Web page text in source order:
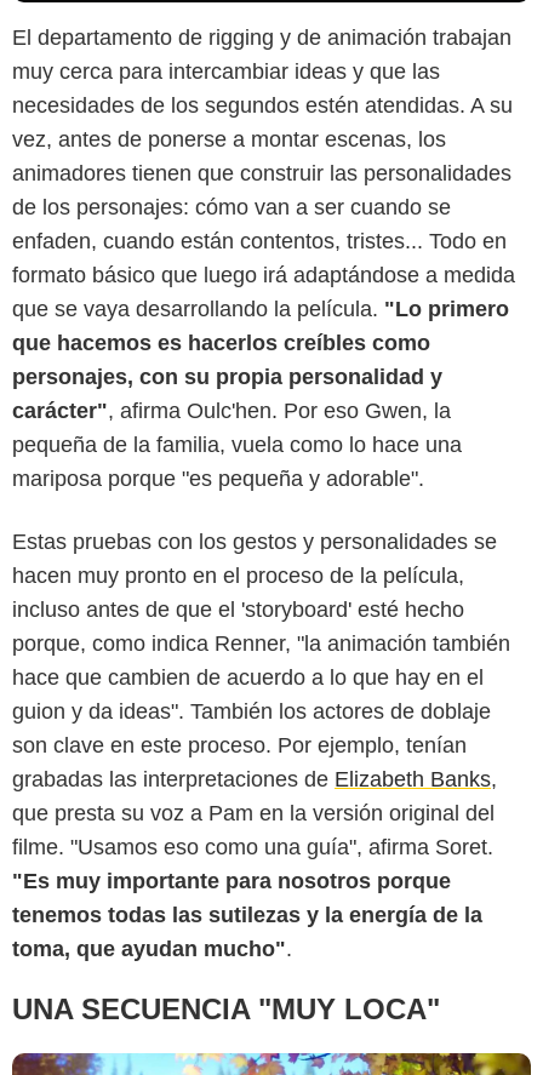
El departamento de rigging y de animación trabajan
muy cerca para intercambiar ideas y que las
necesidades de los segundos estén atendidas. A su
vez, antes de ponerse a montar escenas, los
animadores tienen que construir las personalidades
de los personajes: cómo van a ser cuando se
enfaden, cuando están contentos, tristes... Todo en
formato básico que luego irá adaptándose a medida
que se vaya desarrollando la película. "Lo primero
que hacemos es hacerlos creíbles como
personajes, con su propia personalidad y
carácter", afirma Oulc'hen. Por eso Gwen, la
pequeña de la familia, vuela como lo hace una
mariposa porque "es pequeña y adorable".
Estas pruebas con los gestos y personalidades se
hacen muy pronto en el proceso de la película,
incluso antes de que el 'storyboard' esté hecho
porque, como indica Renner, "la animación también
hace que cambien de acuerdo a lo que hay en el
guion y da ideas". También los actores de doblaje
son clave en este proceso. Por ejemplo, tenían
grabadas las interpretaciones de Elizabeth Banks,
que presta su voz a Pam en la versión original del
filme. "Usamos eso como una guía", afirma Soret.
"Es muy importante para nosotros porque
tenemos todas las sutilezas y la energía de la
toma, que ayudan mucho".
UNA SECUENCIA "MUY LOCA"
Illumination Studios